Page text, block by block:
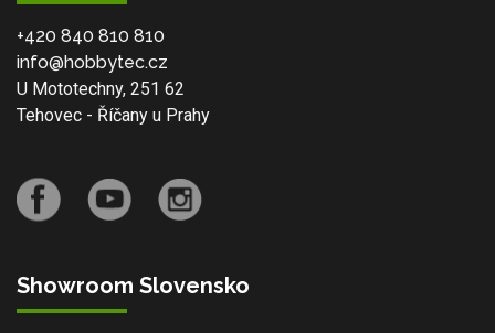
+420 840 810 810
info@hobbytec.cz
U Mototechny, 251 62
Tehovec - Říčany u Prahy
Showroom Slovensko